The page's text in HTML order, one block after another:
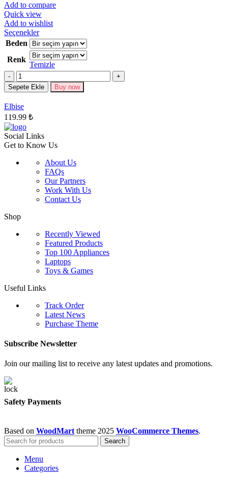
Add to compare
Quick view
Add to wishlist
SeçeneklerBu
ürünün
birden
fazla
varyasyonu
Seçenekler
Beden
Renk
Temizle
Miktar
Sepete Ekle Buy now
Elbise
119.99 ₺
Social Links
Get to Know Us
About Us
FAQs
Our Partners
Work With Us
Contact Us
Shop
Recently Viewed
Featured Products
Top 100 Appliances
Laptops
Toys & Games
Useful Links
Track Order
Latest News
Purchase Theme
Subscribe Newsletter
Join our mailing list to receive any latest updates and promotions.
Safety Payments
Based on WoodMart theme 2025 WooCommerce Themes.
Search
Menu
Categories